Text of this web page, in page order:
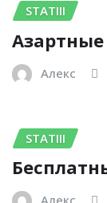
STATIII
Азартные
Алекс
STATIII